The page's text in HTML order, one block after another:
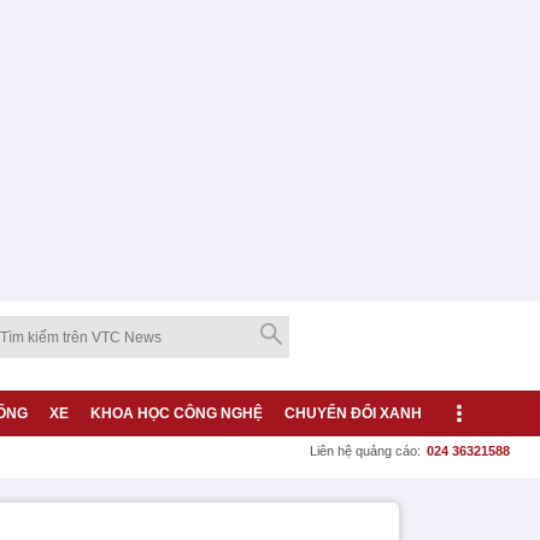
XE KHOA HỌC CÔNG NGHỆ CHUYỂN ĐỔI XANH
Liên hệ quảng cáo: 024 36321588